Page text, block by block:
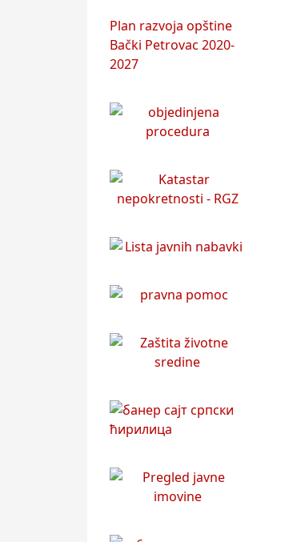
Plan razvoja opštine
Bački Petrovac 2020-
2027